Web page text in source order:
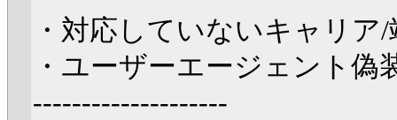
・対応していないキャリ
・ユーザーエージェント
--------------------